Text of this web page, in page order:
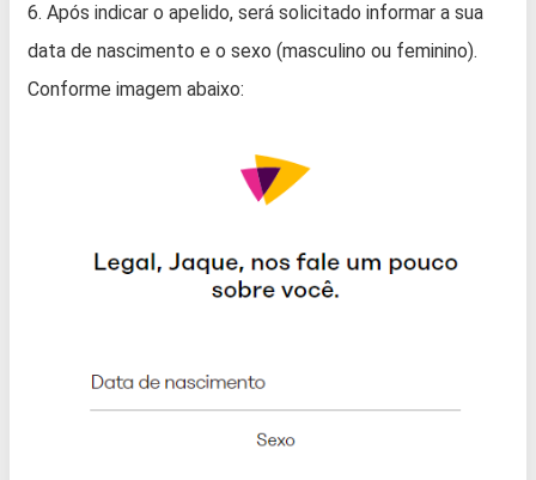
6. Após indicar o apelido, será solicitado informar a sua
data de nascimento e o sexo (masculino ou feminino).
Conforme imagem abaixo: